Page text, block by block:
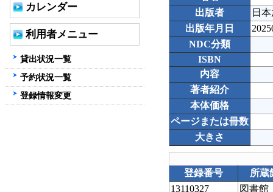
出版者
日
出版年月日
NDC分類
ISBN
内容
著者紹介
本体価格
ページまたは冊数
大きさ
登録番号
所蔵
13110327
図書館
カレンダー
利用者メニュー
貸出状況一覧
予約状況一覧
登録情報変更